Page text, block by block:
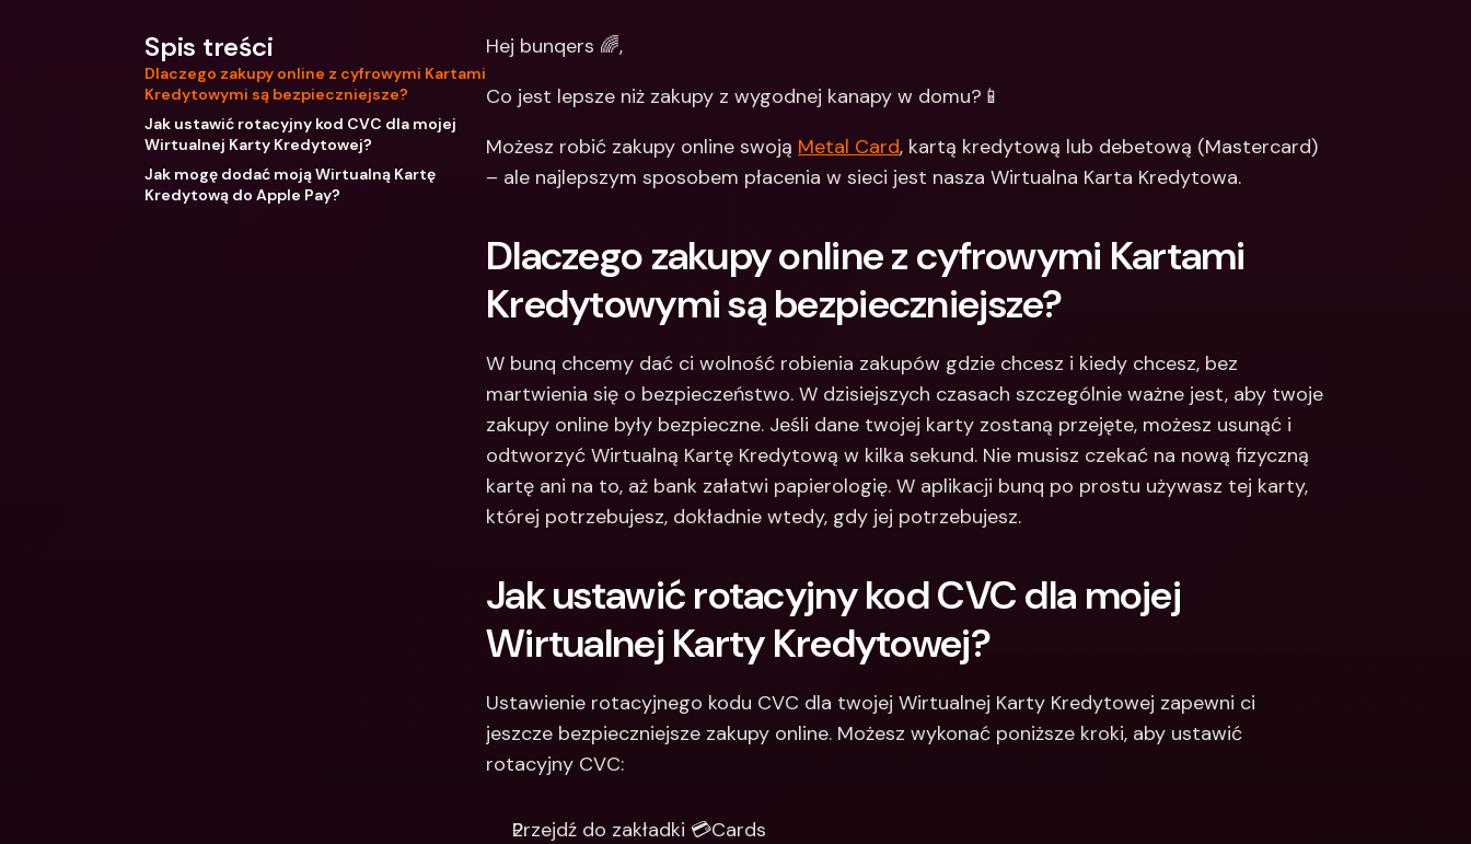
Spis treści
Dlaczego zakupy online z cyfrowymi Kartami
Kredytowymi są bezpieczniejsze?
Jak ustawić rotacyjny kod CVC dla mojej
Wirtualnej Karty Kredytowej?
Jak mogę dodać moją Wirtualną Kartę
Kredytową do Apple Pay?
Hej bunqers 🌈,
Co jest lepsze niż zakupy z wygodnej kanapy w domu?📱
Możesz robić zakupy online swoją Metal Card, kartą kredytową lub debetową (Mastercard)
– ale najlepszym sposobem płacenia w sieci jest nasza Wirtualna Karta Kredytowa.
Dlaczego zakupy online z cyfrowymi Kartami
Kredytowymi są bezpieczniejsze?
W bunq chcemy dać ci wolność robienia zakupów gdzie chcesz i kiedy chcesz, bez
martwienia się o bezpieczeństwo. W dzisiejszych czasach szczególnie ważne jest, aby twoje
zakupy online były bezpieczne. Jeśli dane twojej karty zostaną przejęte, możesz usunąć i
odtworzyć Wirtualną Kartę Kredytową w kilka sekund. Nie musisz czekać na nową fizyczną
kartę ani na to, aż bank załatwi papierologię. W aplikacji bunq po prostu używasz tej karty,
której potrzebujesz, dokładnie wtedy, gdy jej potrzebujesz.
Jak ustawić rotacyjny kod CVC dla mojej
Wirtualnej Karty Kredytowej?
Ustawienie rotacyjnego kodu CVC dla twojej Wirtualnej Karty Kredytowej zapewni ci
jeszcze bezpieczniejsze zakupy online. Możesz wykonać poniższe kroki, aby ustawić
rotacyjny CVC:
Przejdź do zakładki 💳Cards